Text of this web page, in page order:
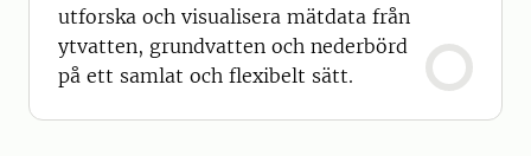
utforska och visualisera mätdata från
ytvatten, grundvatten och nederbörd
på ett samlat och flexibelt sätt.